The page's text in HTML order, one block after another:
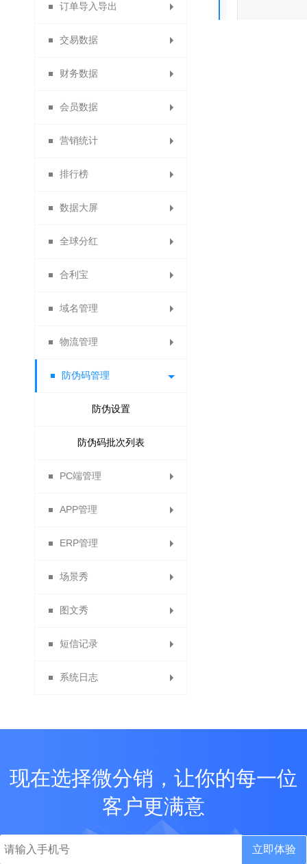
分销商自动审核设置
分销商自动延期
默认分销商等级
代理商销售奖
代理商团队业绩
代理商业绩奖励规则
团队管理奖
团队业绩奖
订货商团队业绩
团队管理奖
店铺标签
导出供应商
供应商公告
招商经理管理
供应商商品审核
供应商门店审核
商品统计
订单统计
供应商财务报表
设置门店
门店分组
门店行业
门店收款码
会员分组
1688商品导入
备份商品导入
商品导出
商品助手
淘宝商品
营销活动订单
积分兑换订单
订单导入导出
导出订单
备份订单导入
导出身份证图片
交易数据
交易概况
商品概况
订单统计
退换货统计
商品统计
财务数据
提现统计
充值统计
会员数据
会员概况
代理商概况
会员分析
营销统计
优惠券统计
拼团统计
秒杀统计
排行榜
商品销售排行
数据排名
数据大屏
数据大屏
全球分红
动态分红
分红计算规则
分红记录
合利宝
合利宝交易
域名管理
免费申请域名
绑定域名
物流管理
运费模板
电子面单
快递单模板列表
顺丰电子面单
提货点管理
物流查询
防伪码管理
防伪设置
防伪码批次列表
PC端管理
导航管理
客服QQ
单页管理与添加单页
PC端首页装修
商品列表页装修
APP管理
APP下载
商家版APP
ERP管理
场景秀
我的场景
表单数据中心
图文秀
我的图文
图文中心
短信记录
短信发送记录
系统日志
现在选择微分销，让你的每一位
客户更满意
立即体验